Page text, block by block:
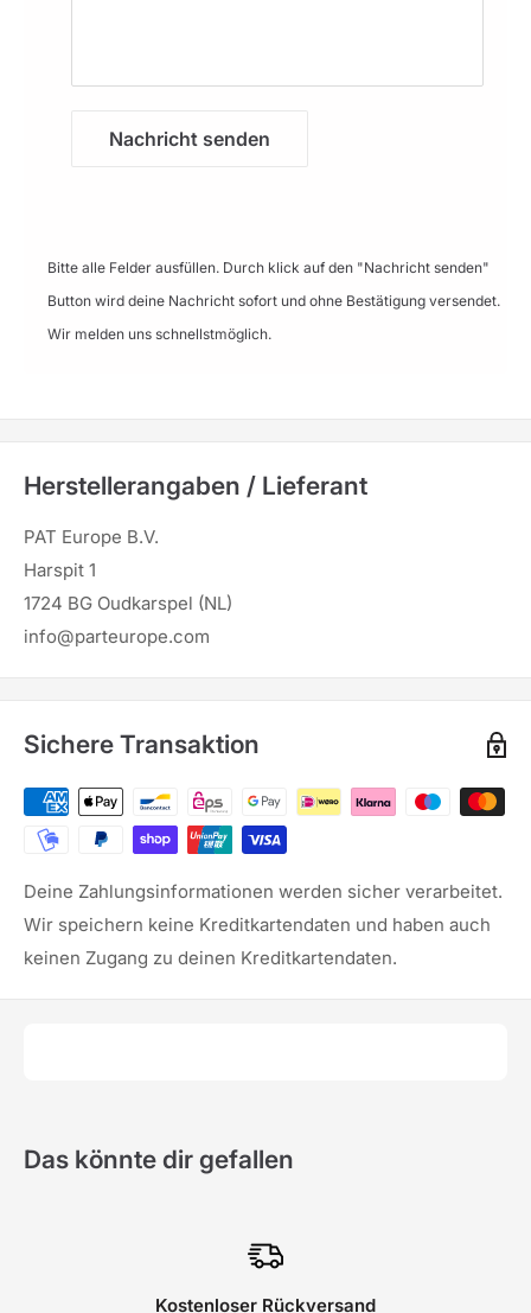
Nachricht senden
Bitte alle Felder ausfüllen. Durch klick auf den "Nachricht senden"
Button wird deine Nachricht sofort und ohne Bestätigung versendet.
Wir melden uns schnellstmöglich.
Herstellerangaben / Lieferant
PAT Europe B.V.
Harspit 1
1724 BG Oudkarspel (NL)
info@parteurope.com
Sichere Transaktion
Deine Zahlungsinformationen werden sicher verarbeitet.
Wir speichern keine Kreditkartendaten und haben auch
keinen Zugang zu deinen Kreditkartendaten.
Das könnte dir gefallen
Kostenloser Rückversand